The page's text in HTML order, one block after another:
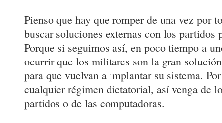
Pienso que hay que romper de una vez por
buscar soluciones externas con los
Porque si seguimos así, en poco tiempo a
ocurrir que los militares son la gran
para que vuelvan a implantar su sistema.
cualquier régimen dictatorial, así venga de
partidos o de las computadoras.